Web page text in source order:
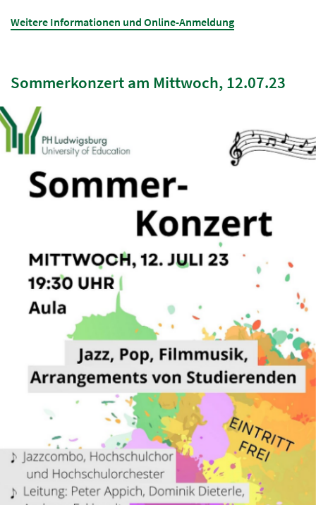
Weitere Informationen und Online-Anmeldung
Sommerkonzert am Mittwoch, 12.07.23